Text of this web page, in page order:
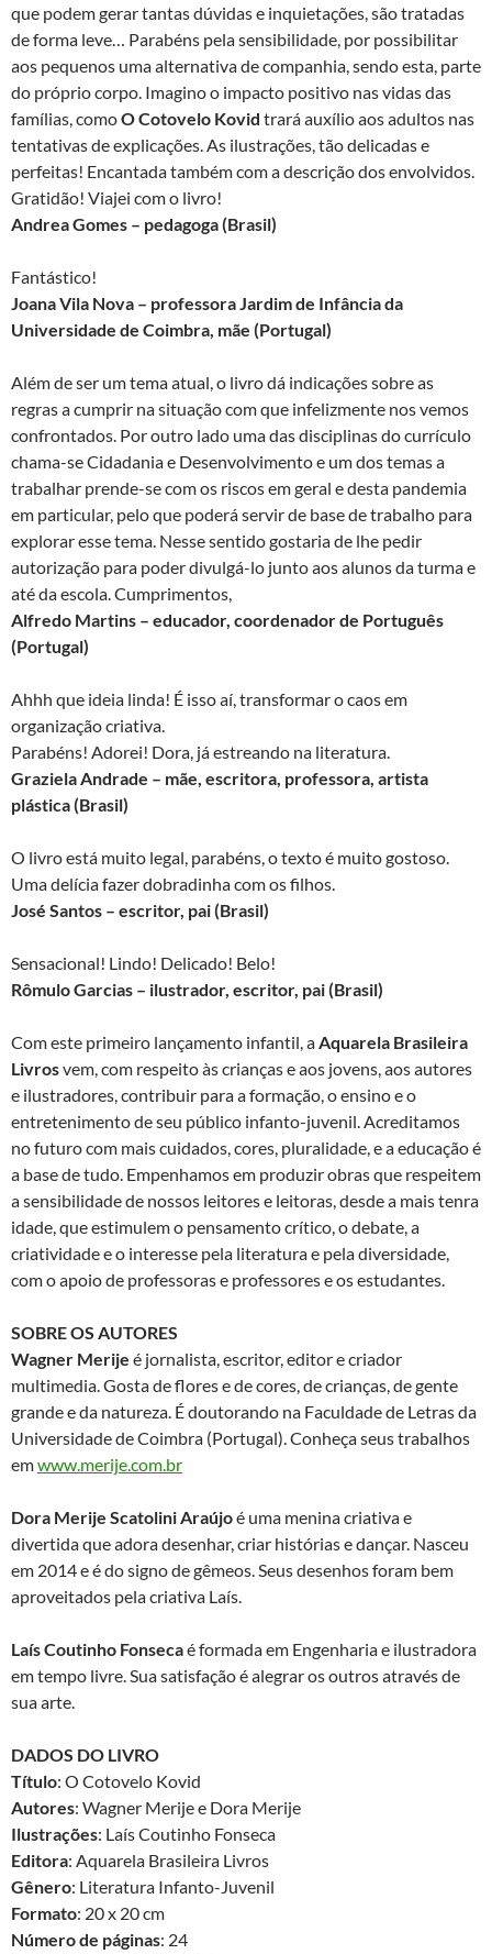
que podem gerar tantas dúvidas e inquietações, são tratadas
de forma leve… Parabéns pela sensibilidade, por possibilitar
aos pequenos uma alternativa de companhia, sendo esta, parte
do próprio corpo. Imagino o impacto positivo nas vidas das
famílias, comoO Cotovelo Kovid trará auxílio aos adultos nas
tentativas de explicações. As ilustrações, tão delicadas e
perfeitas! Encantada também com a descrição dos envolvidos.
Gratidão! Viajei com o livro!
Andrea Gomes – pedagoga (Brasil)
Fantástico!
Joana Vila Nova – professora Jardim de Infância da
Universidade de Coimbra, mãe (Portugal)
Além de ser um tema atual, o livro dá indicações sobre as
regras a cumprir na situação com que infelizmente nos vemos
confrontados. Por outro lado uma das disciplinas do currículo
chama-se Cidadania e Desenvolvimento e um dos temas a
trabalhar prende-se com os riscos em geral e desta pandemia
em particular, pelo que poderá servir de base de trabalho para
explorar esse tema. Nesse sentido gostaria de lhe pedir
autorização para poder divulgá-lo junto aos alunos da turma e
até da escola. Cumprimentos,
Alfredo Martins – educador, coordenador de Português
(Portugal)
Ahhh que ideia linda! É isso aí, transformar o caos em
organização criativa.
Parabéns! Adorei! Dora, já estreando na literatura.
Graziela Andrade – mãe, escritora, professora, artista
plástica (Brasil)
O livro está muito legal, parabéns, o texto é muito gostoso.
Uma delícia fazer dobradinha com os filhos.
José Santos – escritor, pai (Brasil)
Sensacional! Lindo! Delicado! Belo!
Rômulo Garcias – ilustrador, escritor, pai (Brasil)
Com este primeiro lançamento infantil, aAquarela Brasileira
Livrosvem, com respeito às crianças e aos jovens, aos autores
e ilustradores, contribuir para a formação, o ensino e o
entretenimento de seu público infanto-juvenil. Acreditamos
no futuro com mais cuidados, cores, pluralidade, e a educação é
a base de tudo. Empenhamos em produzir obras que respeitem
a sensibilidade de nossos leitores e leitoras, desde a mais tenra
idade, que estimulem o pensamento crítico, o debate, a
criatividade e o interesse pela literatura e pela diversidade,
com o apoio de professoras e professores e os estudantes.
SOBRE OS AUTORES
Wagner Merije é jornalista, escritor, editor e criador
multimedia. Gosta de flores e de cores, de crianças, de gente
grande e da natureza. É doutorando na Faculdade de Letras da
Universidade de Coimbra (Portugal). Conheça seus trabalhos
emwww.merije.com.br
Dora Merije Scatolini Araújoé uma menina criativa e
divertida que adora desenhar, criar histórias e dançar. Nasceu
em 2014 e é do signo de gêmeos. Seus desenhos foram bem
aproveitados pela criativa Laís.
Laís Coutinho Fonsecaé formada em Engenharia e ilustradora
em tempo livre. Sua satisfação é alegrar os outros através de
sua arte.
DADOS DO LIVRO
Título: O Cotovelo Kovid
Autores: Wagner Merije e Dora Merije
Ilustrações: Laís Coutinho Fonseca
Editora: Aquarela Brasileira Livros
Gênero: Literatura Infanto-Juvenil
Formato: 20 x 20 cm
Número de páginas: 24